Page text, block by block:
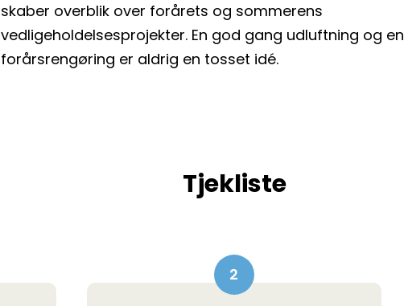
skaber overblik over forårets og sommerens
vedligeholdelsesprojekter. En god gang udluftning og en
forårsrengøring er aldrig en tosset idé.
Tjekliste